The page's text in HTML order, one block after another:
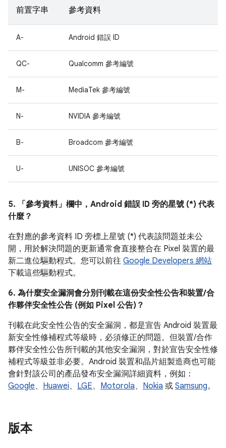
前置字串 參考資料
A- Android 錯誤 ID
QC- Qualcomm 參考編號
M- MediaTek 參考編號
N- NVIDIA 參考編號
B- Broadcom 參考編號
U- UNISOC 參考編號
5. 「參考資料」 欄中，Android 錯誤 ID 旁的星號 (*) 代表
什麼？
在對應的參考資料 ID 旁標上星號 (*) 代表該問題並未公
開，用於解決問題的更新通常會直接整合在 Pixel 裝置的最
新二進位驅動程式。您可以前往 Google Developers 網站
下載這些驅動程式。
6. 為什麼安全漏洞會分別刊載在這份安全性公告和裝置/合
作夥伴安全性公告 (例如 Pixel 公告)？
刊載在此安全性公告的安全漏洞，都是宣告 Android 裝置最
新安全性修補程式等級時，必須修正的問題。但裝置/合作
夥伴安全性公告所刊載的其他安全漏洞，對於宣告安全性修
補程式等級並非必要。Android 裝置和晶片組製造商也可能
會針對該公司的產品發布安全漏洞詳細資料，例如：
Google、 Huawei、 LGE、 Motorola、 Nokia 或 Samsung。
版本